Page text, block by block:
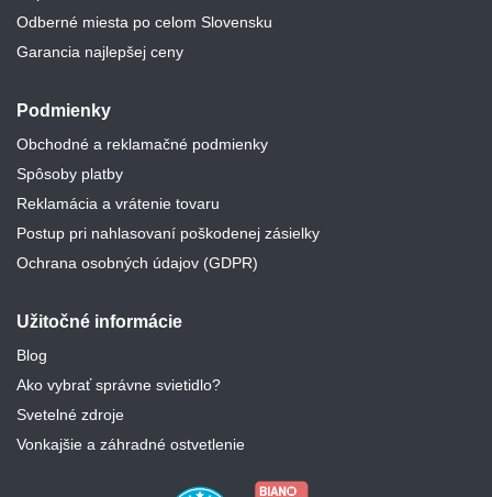
Odberné miesta po celom Slovensku
Garancia najlepšej ceny
Podmienky
Obchodné a reklamačné podmienky
Spôsoby platby
Reklamácia a vrátenie tovaru
Postup pri nahlasovaní poškodenej zásielky
Ochrana osobných údajov (GDPR)
Užitočné informácie
Blog
Ako vybrať správne svietidlo?
Svetelné zdroje
Vonkajšie a záhradné ostvetlenie